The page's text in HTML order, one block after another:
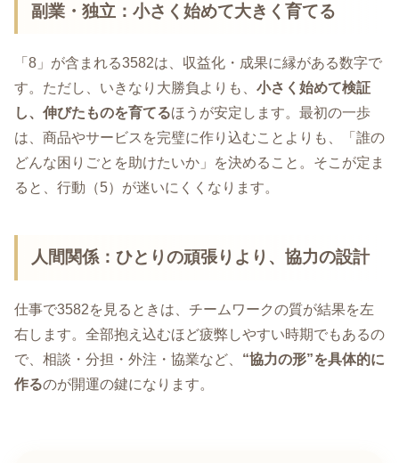
副業・独立：小さく始めて大きく育てる
「8」が含まれる3582は、収益化・成果に縁がある数字で
す。ただし、いきなり大勝負よりも、 小さく始めて検証
し、伸びたものを育てるほうが安定します。最初の一歩
は、商品やサービスを完璧に作り込むことよりも、「誰の
どんな困りごとを助けたいか」を決めること。そこが定ま
ると、行動（5）が迷いにくくなります。
人間関係：ひとりの頑張りより、協力の設計
仕事で3582を見るときは、チームワークの質が結果を左
右します。全部抱え込むほど疲弊しやすい時期でもあるの
で、相談・分担・外注・協業など、 “協力の形”を具体的に
作るのが開運の鍵になります。